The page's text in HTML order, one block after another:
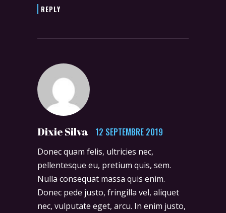
REPLY
Dixie Silva 12 SEPTEMBRE 2019
Donec quam felis, ultricies nec,
pellentesque eu, pretium quis, sem.
Nulla consequat massa quis enim.
Donec pede justo, fringilla vel, aliquet
nec, vulputate eget, arcu. In enim justo,